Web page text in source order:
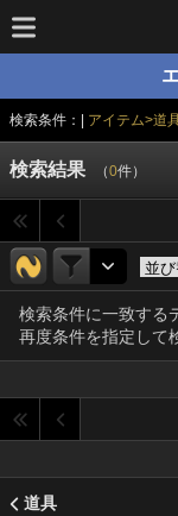
検索条件：| アイテム>道
検索結果 （0件）
検索条件に一致する
再度条件を指定して
道具